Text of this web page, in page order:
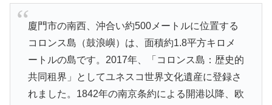
廈門市の南西、沖合い約500メートルに位置する
コロンス島（鼓浪嶼）は、面積約1.8平方キロメ
ートルの島です。2017年、「コロンス島：歴史的
共同租界」としてユネスコ世界文化遺産に登録さ
れました。1842年の南京条約による開港以降、欧